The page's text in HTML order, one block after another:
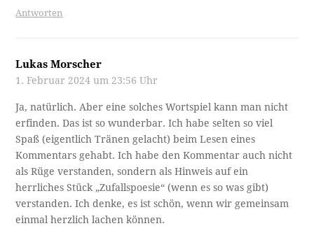
Antworten
Lukas Morscher
1. Februar 2024 um 23:56 Uhr
Ja, natürlich. Aber eine solches Wortspiel kann man nicht
erfinden. Das ist so wunderbar. Ich habe selten so viel
Spaß (eigentlich Tränen gelacht) beim Lesen eines
Kommentars gehabt. Ich habe den Kommentar auch nicht
als Rüge verstanden, sondern als Hinweis auf ein
herrliches Stück „Zufallspoesie“ (wenn es so was gibt)
verstanden. Ich denke, es ist schön, wenn wir gemeinsam
einmal herzlich lachen können.